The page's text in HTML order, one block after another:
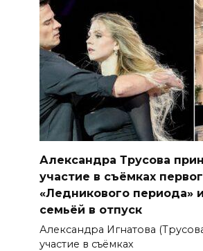
Александра Трусова
участие в съёмках
«Ледникового периода»
семьёй в отпуск
Александра Игнатова
участие в съёмках